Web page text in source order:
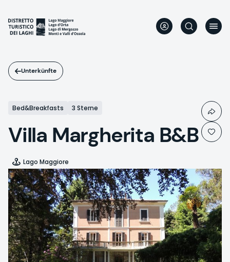
Inhalt
Unterkünfte
Bed&Breakfasts 3 Sterne
Villa Margherita B&B
Lago Maggiore